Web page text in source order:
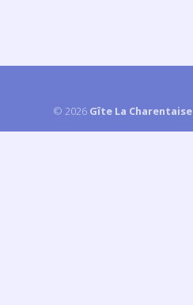
© 2026 Gîte La Charentaise